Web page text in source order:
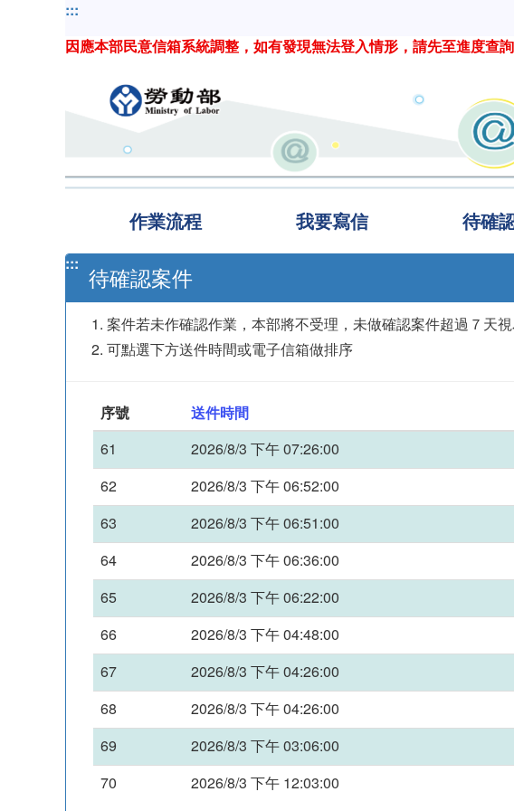
跳
主
:::
因應本部民意信箱系統調整，如有發現無法登入情形，請先至進度查
作業流程 我要寫信 待確
::: 待確認案件
案件若未作確認作業，本部將不受理，未做確認案件超過７天
可點選下方送件時間或電子信箱做排序
序號 送件時間
61
2026/8/3 下午 07:26:00
62
2026/8/3 下午 06:52:00
63
2026/8/3 下午 06:51:00
64
2026/8/3 下午 06:36:00
65
2026/8/3 下午 06:22:00
66
2026/8/3 下午 04:48:00
67
2026/8/3 下午 04:26:00
68
2026/8/3 下午 04:26:00
69
2026/8/3 下午 03:06:00
70
2026/8/3 下午 12:03:00